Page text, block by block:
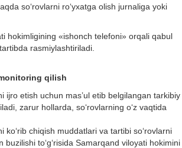
sо‘rovlarni rо‘yxatga olish jurnaliga yoki
hokimligining «ishonch telefoni» orqali qabul
rasmiylashtiriladi.
qilish
ijro etish uchun mas’ul etib belgilangan tarkibiy
zarur hollarda, sо‘rovlarning о‘z vaqtida
kо‘rib chiqish muddatlari va tartibi sо‘rovlarni
tо‘g‘risida Samarqand viloyati hokimini